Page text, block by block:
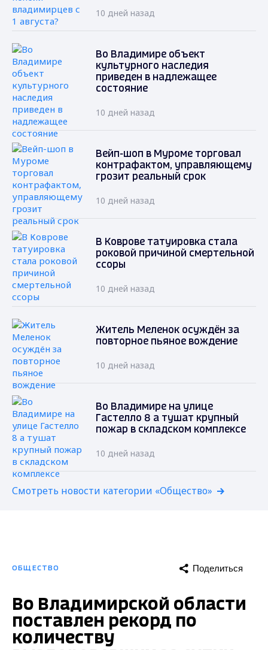
10 дней назад
Во Владимире объект
культурного наследия
приведен в надлежащее
состояние
10 дней назад
Вейп-шоп в Муроме торговал
контрафактом, управляющему
грозит реальный срок
10 дней назад
В Коврове татуировка стала
роковой причиной смертельной
ссоры
10 дней назад
Житель Меленок осуждён за
повторное пьяное вождение
10 дней назад
Во Владимире на улице
Гастелло 8 а тушат крупный
пожар в складском комплексе
10 дней назад
Смотреть новости категории «Общество»
ОБЩЕСТВО Поделиться
Во Владимирской области
поставлен рекорд по
количеству